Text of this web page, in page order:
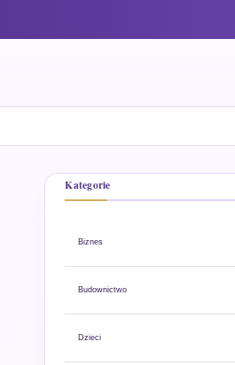
Kategorie
Biznes
Budownictwo
Dzieci